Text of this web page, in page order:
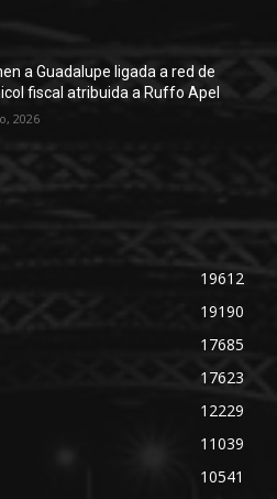
a Guadalupe ligada a red de
fiscal atribuida a Ruffo Apel
2026
19612
19190
17685
17623
12229
11039
10541